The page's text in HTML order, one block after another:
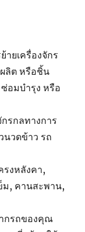
ายเครื่องจักร
ลิต หรือชิ้น
อมบำรุง หรือ
รกลทางการ
นวดข้าว รถ
รงหลังคา,
ม, คานสะพาน,
กรถของคุณ